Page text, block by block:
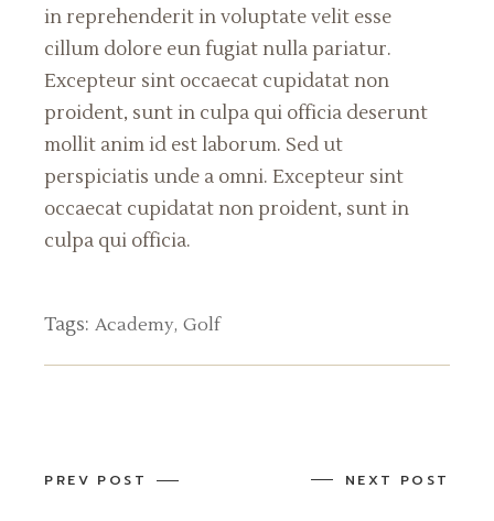
in reprehenderit in voluptate velit esse
cillum dolore eun fugiat nulla pariatur.
Excepteur sint occaecat cupidatat non
proident, sunt in culpa qui officia deserunt
mollit anim id est laborum. Sed ut
perspiciatis unde a omni. Excepteur sint
occaecat cupidatat non proident, sunt in
culpa qui officia.
Tags: Academy Golf
PREV POST NEXT POST